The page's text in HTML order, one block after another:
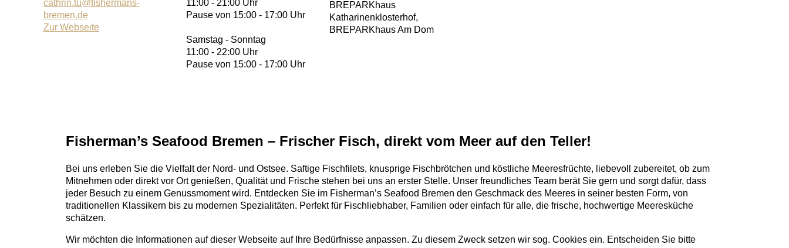
cathrin.tu@fishermans-
bremen.de
Zur Webseite
11:00 - 21:00 Uhr
Pause von 15:00 - 17:00 Uhr
Samstag - Sonntag
11:00 - 22:00 Uhr
Pause von 15:00 - 17:00 Uhr
BREPARKhaus
Katharinenklosterhof,
BREPARKhaus Am Dom
Fisherman’s Seafood Bremen – Frischer Fisch, direkt vom Meer auf den Teller!
Bei uns erleben Sie die Vielfalt der Nord- und Ostsee. Saftige Fischfilets, knusprige Fischbrötchen und köstliche Meeresfrüchte, liebevoll zubereitet, ob zum
Mitnehmen oder direkt vor Ort genießen, Qualität und Frische stehen bei uns an erster Stelle. Unser freundliches Team berät Sie gern und sorgt dafür, dass
jeder Besuch zu einem Genussmoment wird. Entdecken Sie im Fisherman’s Seafood Bremen den Geschmack des Meeres in seiner besten Form, von
traditionellen Klassikern bis zu modernen Spezialitäten. Perfekt für Fischliebhaber, Familien oder einfach für alle, die frische, hochwertige Meeresküche
schätzen.
Wir möchten die Informationen auf dieser Webseite auf Ihre Bedürfnisse anpassen. Zu diesem Zweck setzen wir sog. Cookies ein. Entscheiden Sie bitte